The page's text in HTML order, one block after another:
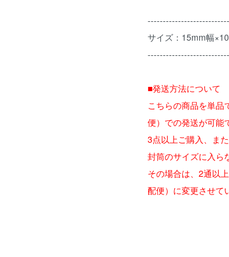
---------------------------
サイズ：15mm幅
■発送方法について
こちらの商品を単品
便）での発送が可能
3点以上ご購入、ま
封筒のサイズに入ら
その場合は、2通以
配便）に変更させて